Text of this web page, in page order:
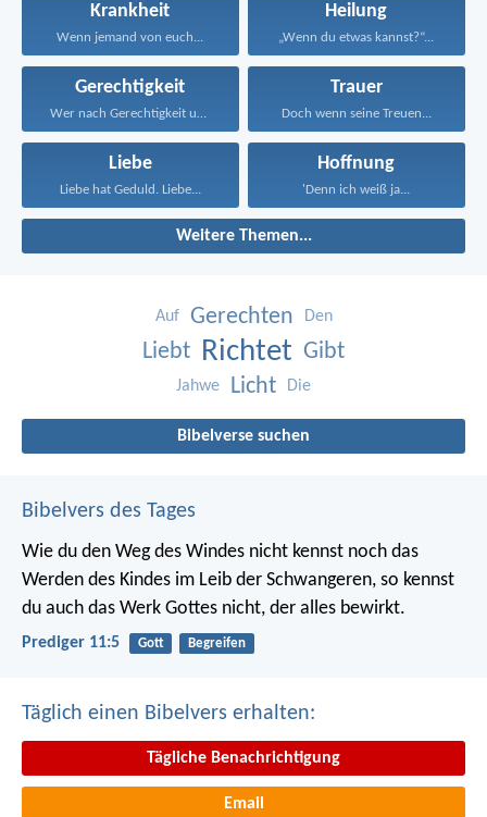
Krankheit
Wenn jemand von euch...
Heilung
„Wenn du etwas kannst?“...
Gerechtigkeit
Wer nach Gerechtigkeit und...
Trauer
Doch wenn seine Treuen...
Liebe
Liebe hat Geduld. Liebe...
Hoffnung
'Denn ich weiß ja...
Weitere Themen...
Auf Gerechten Den
Liebt Richtet Gibt
Jahwe Licht Die
Bibelverse suchen
Bibelvers des Tages
Wie du den Weg des Windes nicht kennst noch das
Werden des Kindes im Leib der Schwangeren, so kennst
du auch das Werk Gottes nicht, der alles bewirkt.
Prediger 11:5 Gott Begreifen
Täglich einen Bibelvers erhalten:
Tägliche Benachrichtigung
Email